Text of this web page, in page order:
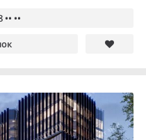
••